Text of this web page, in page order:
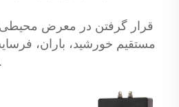
قرار گرفتن در معرض
مستقیم خورشید، باران،
حد کپک محافظت شود.